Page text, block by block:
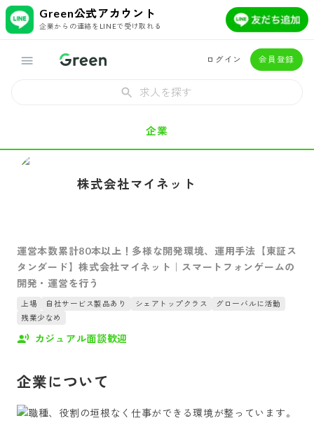
Green公式アカウント
企業からの連絡をLINEで受け取れる
ログイン 会員登録
求人を探す
企業
株式会社マイネット
運営本数累計80本以上！多様な開発環境、運用手法【東証ス
タンダード】株式会社マイネット｜スマートフォンゲームの
開発・運営を行う
上場 自社サービス製品あり シェアトップクラス
グローバルに活動
残業少なめ
カジュアル面談歓迎
企業について